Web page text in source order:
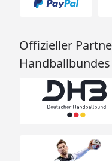
Offizieller
Handballbundes